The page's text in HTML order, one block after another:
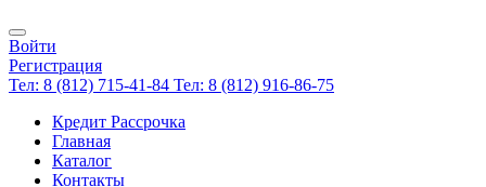
Войти
Регистрация
Тел: 8 (812) 715-41-84 Тел: 8 (812) 916-86-75
Кредит Рассрочка
Главная
Каталог
Контакты